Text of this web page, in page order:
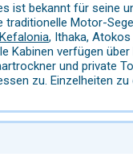
ist bekannt für seine
Motor-
Kefalonia, Ithaka, Atokos
Kabinen verfügen
und private
zu. Einzelheiten